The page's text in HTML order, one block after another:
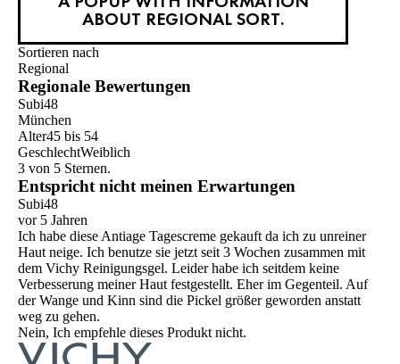
ABOUT REGIONAL SORT.
Sortieren nach
Regional
Regionale Bewertungen
Subi48
München
Alter45 bis 54
GeschlechtWeiblich
3 von 5 Sternen.
Entspricht nicht meinen Erwartungen
Subi48
vor 5 Jahren
Ich habe diese Antiage Tagescreme gekauft da ich zu unreiner
Haut neige. Ich benutze sie jetzt seit 3 Wochen zusammen mit
dem Vichy Reinigungsgel. Leider habe ich seitdem keine
Verbesserung meiner Haut festgestellt. Eher im Gegenteil. Auf
der Wange und Kinn sind die Pickel größer geworden anstatt
weg zu gehen.
Nein, Ich empfehle dieses Produkt nicht.